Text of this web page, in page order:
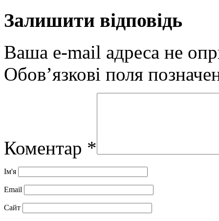
Залишити відповідь
Ваша e-mail адреса не
Обов’язкові поля
Коментар *
Ім'я
Email
Сайт